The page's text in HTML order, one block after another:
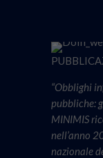
“Obblighi
pubbliche:
MINIMIS
nell’anno
nazionale